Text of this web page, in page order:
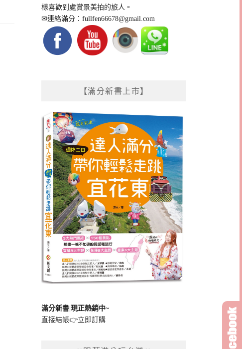
樣喜歡到處賞景美拍的旅人。
✉連絡滿分：fullfen66678@gmail.com
【滿分新書上市】
滿分新書|現正熱銷中~
直接結帳👉立即訂購